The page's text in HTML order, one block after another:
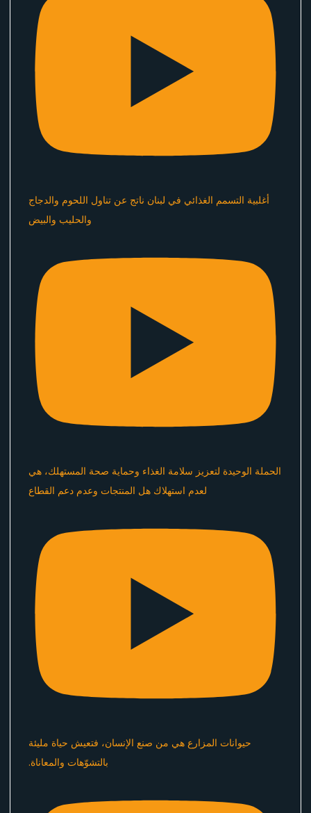
أغلبية التسمم الغذائي في لبنان ناتج عن تناول اللحوم والدجاج
والحليب والبيض
الحملة الوحيدة لتعزيز سلامة الغذاء وحماية صحة المستهلك، هي
لعدم استهلاك هل المنتجات وعدم دعم القطاع